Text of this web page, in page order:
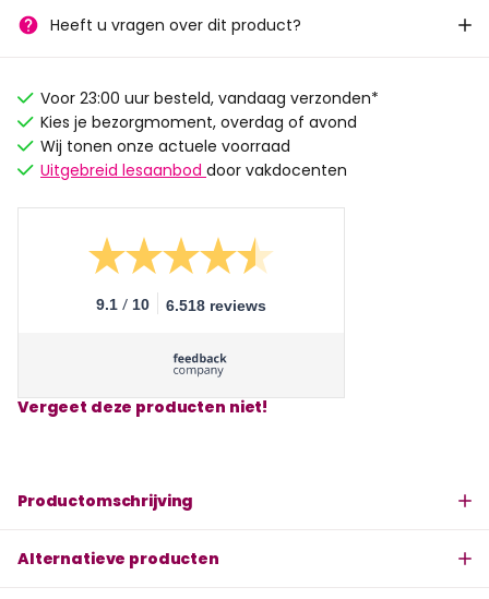
Heeft u vragen over dit product?
Voor 23:00 uur besteld, vandaag verzonden*
Kies je bezorgmoment, overdag of avond
Wij tonen onze actuele voorraad
Uitgebreid lesaanbod door vakdocenten
9.1 / 10 6.518 reviews
Vergeet deze producten niet!
Productomschrijving
Alternatieve producten